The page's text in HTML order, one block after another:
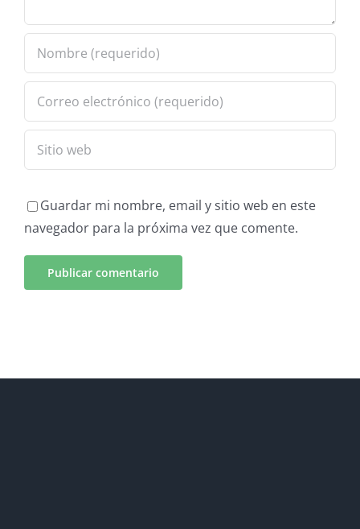
Guardar mi nombre, email y sitio web en este
navegador para la próxima vez que comente.